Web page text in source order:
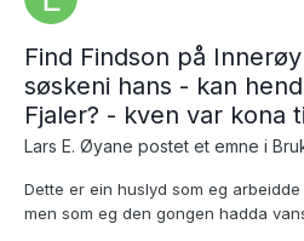
Find Findson på
søskeni hans - kan
Fjaler? - kven var kona
Lars E. Øyane postet et emne i
Dette er ein huslyd som eg
men som eg den gongen hadda